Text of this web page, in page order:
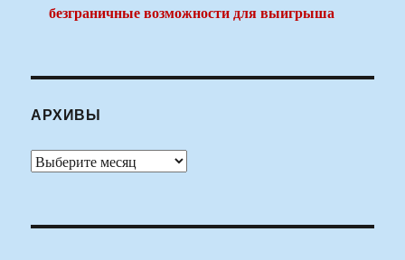
безграничные возможности для выигрыша
АРХИВЫ
Архивы